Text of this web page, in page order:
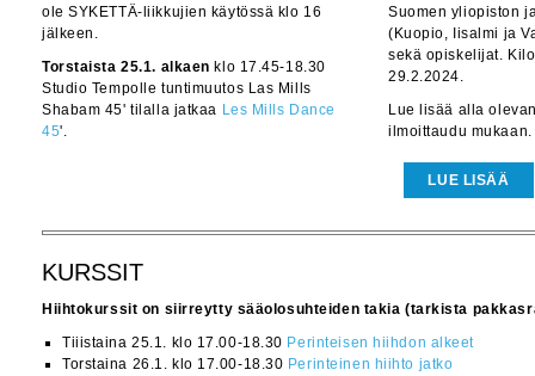
ole SYKETTÄ-liikkujien käytössä klo 16
jälkeen.
Torstaista 25.1. alkaen klo 17.45-18.30
Studio Tempolle tuntimuutos Las Mills
Shabam 45' tilalla jatkaa Les Mills Dance
45'.
Suomen yliopiston
(Kuopio, Iisalmi ja
sekä opiskelijat.
29.2.2024.
Lue lisää alla
ilmoittaudu mukaan.
LUE LISÄÄ
KURSSIT
Hiihtokurssit on siirreytty sääolosuhteiden takia (tarkista
Tiiistaina 25.1. klo 17.00-18.30 Perinteisen hiihdon alkeet
Torstaina 26.1. klo 17.00-18.30 Perinteinen hiihto jatko